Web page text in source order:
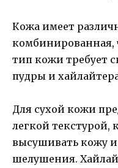
Кожа имеет
комбинированная,
тип кожи требует
пудры и
Для сухой кожи
легкой текстурой,
высушивать кожу
шелушения.